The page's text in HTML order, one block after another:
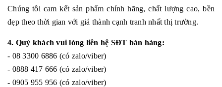
Chúng tôi cam kết sản phẩm chính hãng, chất lượng cao, bền
đẹp theo thời gian với giá thành cạnh tranh nhất thị trường.
4. Quý khách vui lòng liên hệ SĐT bán hàng:
- 08 3300 6886 (có zalo/viber)
- 0888 417 666 (có zalo/viber)
- 0905 955 956 (có zalo/viber)